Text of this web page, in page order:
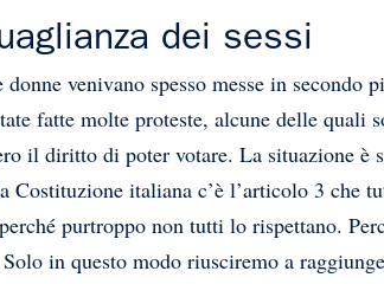
dei sessi
donne venivano spesso messe in
fatte molte proteste, alcune delle quali
il diritto di poter votare. La situazione è
Costituzione italiana c’è l’articolo 3 che
purtroppo non tutti lo rispettano.
in questo modo riusciremo a